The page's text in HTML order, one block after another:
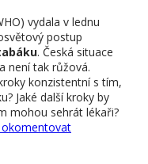
vydala v lednu
postup
. Česká situace
není tak růžová.
konzistentní s tím,
Jaké další kroky by
mohou sehrát lékaři?